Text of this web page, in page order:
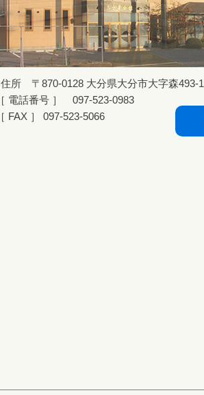
住所 〒870-0128 大分県大分市大字森493-1
［ 電話番号 ］ 097-523-0983
［ FAX ］ 097-523-5066